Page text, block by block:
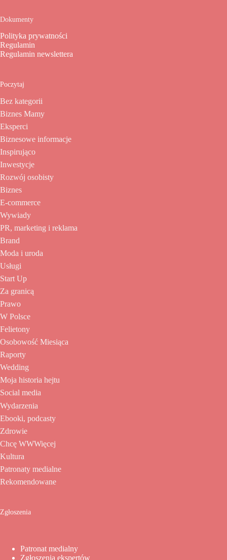
Dokumenty
Polityka prywatności
Regulamin
Regulamin newslettera
Poczytaj
Bez kategorii
Biznes Mamy
Eksperci
Biznesowe informacje
Inspirująco
Inwestycje
Rozwój osobisty
Biznes
E-commerce
Wywiady
PR, marketing i reklama
Brand
Moda i uroda
Usługi
Start Up
Za granicą
Prawo
W Polsce
Felietony
Osobowość Miesiąca
Raporty
Wedding
Moja historia hejtu
Social media
Wydarzenia
Ebooki, podcasty
Zdrowie
Chcę WWWięcej
Kultura
Patronaty medialne
Rekomendowane
Zgłoszenia
Patronat medialny
Zgłoszenia ekspertów